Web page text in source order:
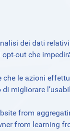
dei dati
out che
le azioni
migliorare
from
from learning